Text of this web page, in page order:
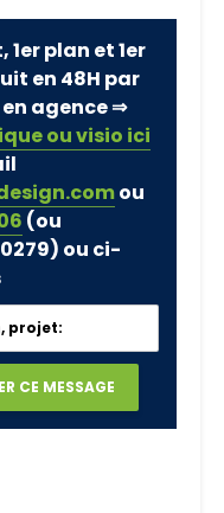
1er plan et 1er
en 48H par
agence ⇒
ou visio ici
ou
(ou
ou ci-